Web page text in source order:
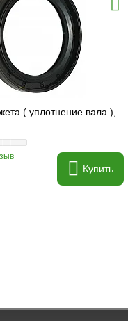
( уплотнение вала ),
Купить